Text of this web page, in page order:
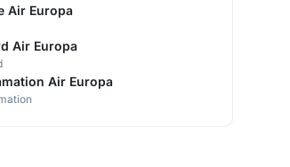
Air Europa
Air Europa
Air Europa